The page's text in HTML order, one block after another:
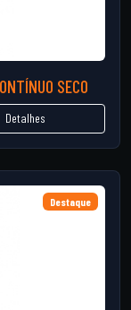
SECO
Detalhes
Destaque